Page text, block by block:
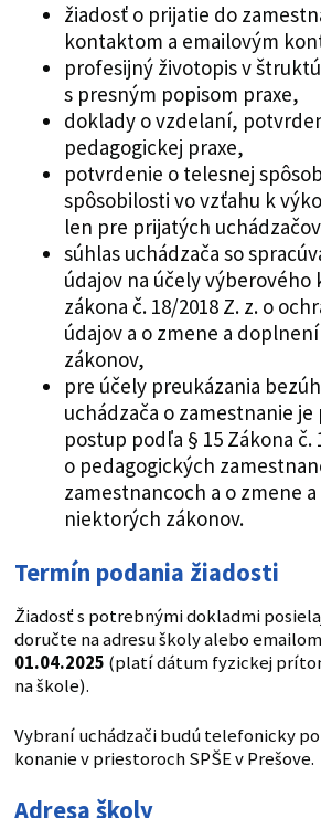
žiadosť o prijatie do
kontaktom a emailovým
profesijný životopis v
s presným popisom praxe,
doklady o vzdelaní,
pedagogickej praxe,
potvrdenie o telesnej
spôsobilosti vo vzťahu k
len pre prijatých
súhlas uchádzača so
údajov na účely výberového
zákona č. 18/2018 Z. z. o
údajov a o zmene a
zákonov,
pre účely preukázania
uchádzača o zamestnanie je
postup podľa § 15 Zákona č.
o pedagogických
zamestnancoch a o zmene
niektorých zákonov.
Termín podania žiadosti
Žiadosť s potrebnými dokladmi
doručte na adresu školy alebo
01.04.2025 (platí dátum fyzickej
na škole).
Vybraní uchádzači budú telefonicky
konanie v priestoroch SPŠE v Prešove.
Adresa školy